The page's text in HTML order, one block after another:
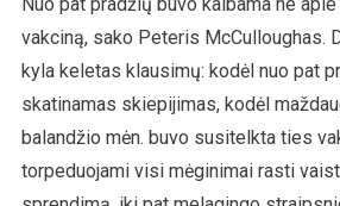
vakciną, sako Peteris McCulloughas.
kyla keletas klausimų: kodėl nuo pat
skatinamas skiepijimas, kodėl
balandžio mėn. buvo susitelkta ties
torpeduojami visi mėginimai rasti